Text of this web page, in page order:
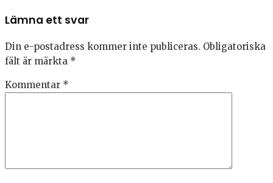
Lämna ett svar
Din e-postadress kommer inte publiceras. Obligatoriska
fält är märkta *
Kommentar *